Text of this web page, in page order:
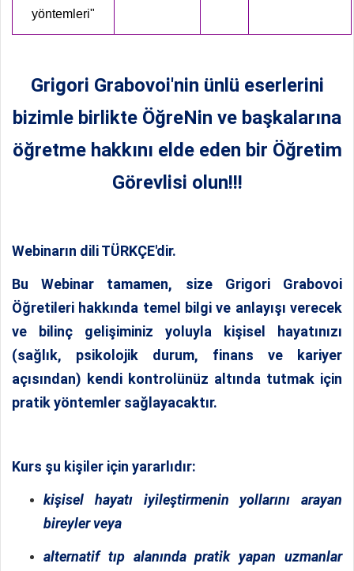
yöntemleri"
Grigori Grabovoi'nin ünlü eserlerini
bizimle birlikte ÖğreNin ve başkalarına
öğretme hakkını elde eden bir Öğretim
Görevlisi olun!!!
Webinarın dili TÜRKÇE'dir.
Bu Webinar
tamamen, size
Grigori Grabovoi
Öğretileri hakkında temel bilgi ve anlayışı verecek
ve bilinç gelişiminiz yoluyla kişisel hayatınızı
(sağlık, psikolojik durum, finans ve kariyer
açısından) kendi kontrolünüz altında tutmak için
pratik yöntemler sağlayacaktır.
Kurs şu kişiler için yararlıdır:
kişisel hayatı iyileştirmenin yollarını arayan
bireyler veya
alternatif tıp alanında pratik yapan uzmanlar